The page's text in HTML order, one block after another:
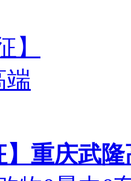
】重庆武